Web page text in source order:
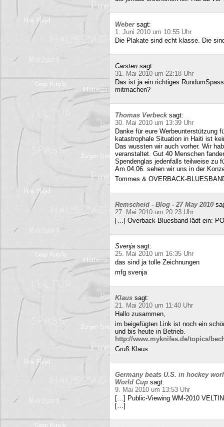
Weber sagt:
1. Juni 2010 um 10:55 Uhr
Die Plakate sind echt klasse. Die
Carsten sagt:
31. Mai 2010 um 22:18 Uhr
Das ist ja ein richtiges
mitmachen?
Thomas Verbeck sagt:
30. Mai 2010 um 13:39 Uhr
Danke für eure Werbeunterstützung
katastrophale Situation in Haiti ist
Das wussten wir auch vorher. Wir
veranstaltet. Gut 40 Menschen
Spendenglas jedenfalls teilweise zu
Am 04.06. sehen wir uns in der
Tommes & OVERBACK-
Remscheid - Blog - 27 May 2010
27. Mai 2010 um 20:23 Uhr
[…] Overback-Bluesband lädt ein:
Svenja sagt:
25. Mai 2010 um 16:35 Uhr
das sind ja tolle Zeichnungen
mfg svenja
Klaus sagt:
21. Mai 2010 um 11:40 Uhr
Hallo zusammen,
im beigefügten Link ist noch ein
und bis heute in Betrieb.
http://www.myknifes.de/topics/
Gruß Klaus
Germany beats U.S. in hockey
World Cup sagt:
9. Mai 2010 um 13:53 Uhr
[…] Public-Viewing WM-2010
[…]